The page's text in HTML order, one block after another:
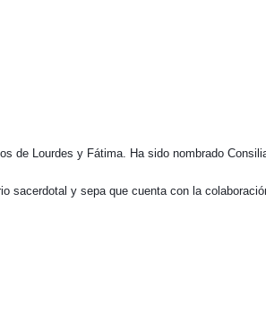
de Lourdes y Fátima. Ha sido nombrado
sacerdotal y sepa que cuenta con la